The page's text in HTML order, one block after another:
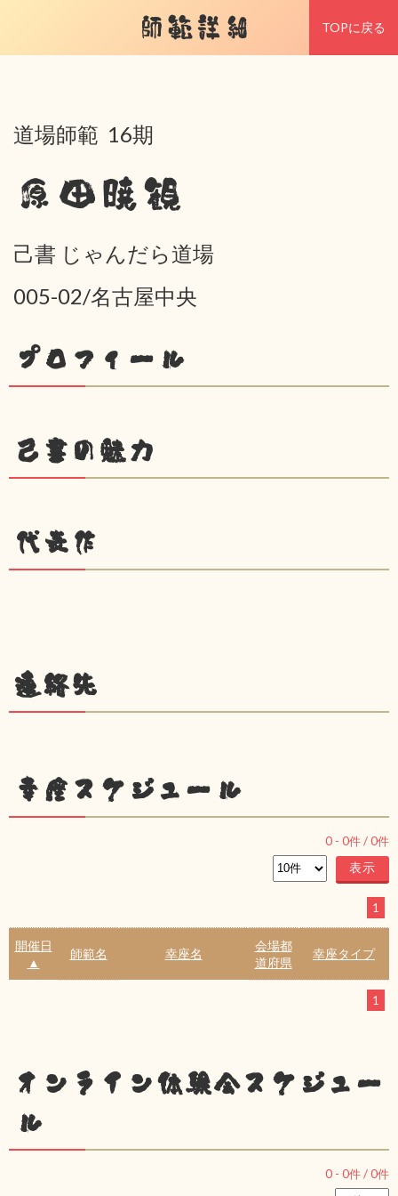
師範詳細 TOPに戻る
道場師範 16期
原田暁観
己書 じゃんだら道場
005-02/名古屋中央
プロフィール
己書の魅力
代表作
連絡先
幸座スケジュール
0 - 0件 /0件
1
開催日
▲
師範名 幸座名
会場都
道府県
幸座タイプ
1
オンライン体験会スケジュー
ル
0 - 0件 /0件